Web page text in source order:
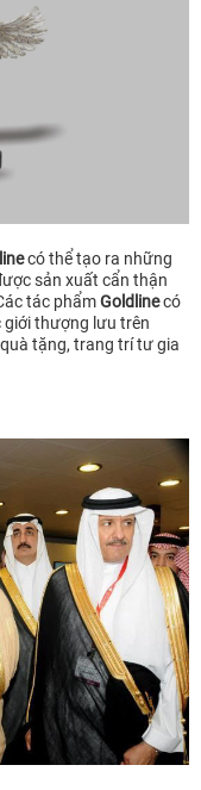
có thể tạo ra những
sản xuất cẩn thận
tác phẩmGoldlinecó
giới thượng lưu trên
tặng, trang trí tư gia